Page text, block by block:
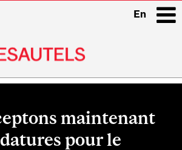
En
maintenant
pour le